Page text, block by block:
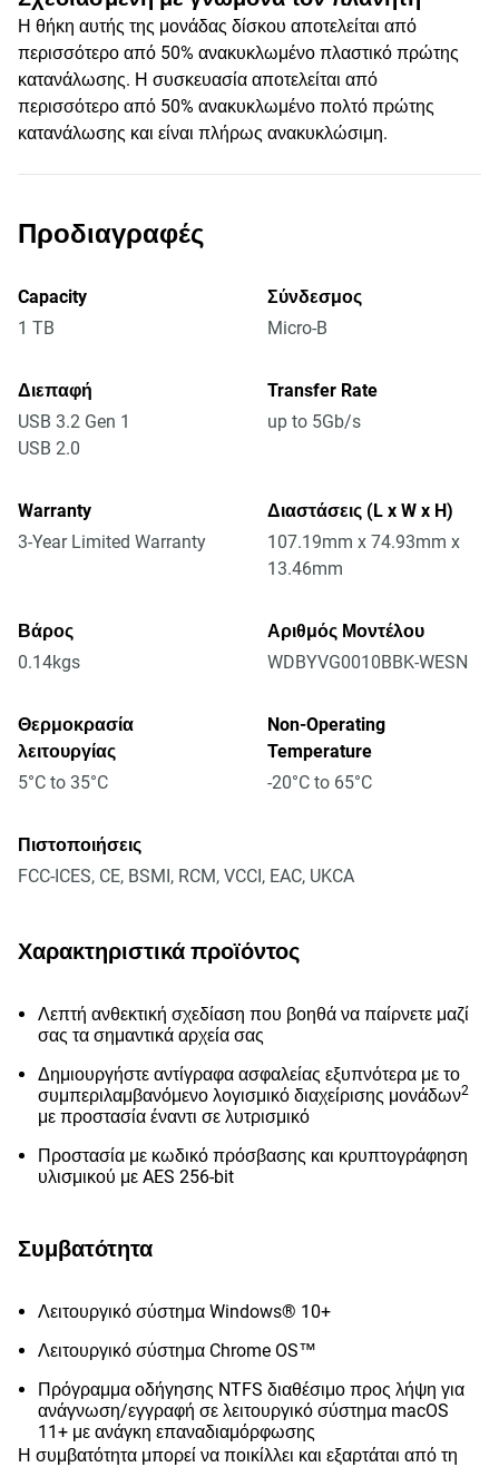
Η θήκη αυτής της μονάδας δίσκου αποτελείται από
περισσότερο από 50% ανακυκλωμένο πλαστικό πρώτης
κατανάλωσης. Η συσκευασία αποτελείται από
περισσότερο από 50% ανακυκλωμένο πολτό πρώτης
κατανάλωσης και είναι πλήρως ανακυκλώσιμη.
Προδιαγραφές
Capacity
1 TB
Σύνδεσμος
Micro-B
Διεπαφή
USB 3.2 Gen 1
USB 2.0
Transfer Rate
up to 5Gb/s
Warranty
3-Year Limited Warranty
Διαστάσεις (L x W x H)
107.19mm x 74.93mm x
13.46mm
Βάρος
0.14kgs
Αριθμός Μοντέλου
WDBYVG0010BBK-WESN
Θερμοκρασία
λειτουργίας
5°C to 35°C
Non-Operating
Temperature
-20°C to 65°C
Πιστοποιήσεις
FCC-ICES, CE, BSMI, RCM, VCCI, EAC, UKCA
Χαρακτηριστικά προϊόντος
Λεπτή ανθεκτική σχεδίαση που βοηθά να παίρνετε μαζί
σας τα σημαντικά αρχεία σας
Δημιουργήστε αντίγραφα ασφαλείας εξυπνότερα με το
συμπεριλαμβανόμενο λογισμικό διαχείρισης μονάδων2
με προστασία έναντι σε λυτρισμικό
Προστασία με κωδικό πρόσβασης και κρυπτογράφηση
υλισμικού με AES 256-bit
Συμβατότητα
Λειτουργικό σύστημα Windows® 10+
Λειτουργικό σύστημα Chrome OS™
Πρόγραμμα οδήγησης NTFS διαθέσιμο προς λήψη για
ανάγνωση/εγγραφή σε λειτουργικό σύστημα macOS
11+ με ανάγκη επαναδιαμόρφωσης
Η συμβατότητα μπορεί να ποικίλλει και εξαρτάται από τη